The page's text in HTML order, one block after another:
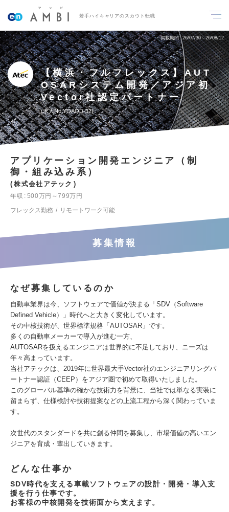
若手ハイキャリアのスカウト転職
掲載期間 26/07/30～26/08/12
【横浜・フルフレックス】AUT
OSARシステム開発／アジア初
Vector社認定パートナー
求人No.YOAQD-32
アプリケーション開発エンジニア（制
御・組み込み系）
株式会社アテック
年収
500万円～799万円
フレックス勤務
リモートワーク可能
募集情報
なぜ募集しているのか
自動車業界は今、ソフトウェアで価値が決まる「SDV（Software
Defined Vehicle）」時代へと大きく変化しています。
その中核技術が、世界標準規格「AUTOSAR」です。
多くの自動車メーカーで導入が進む一方、
AUTOSARを扱えるエンジニアは世界的に不足しており、ニーズは
年々高まっています。
当社アテックは、2019年に世界最大手Vector社のエンジニアリングパ
ートナー認証（CEEP）をアジア圏で初めて取得いたしました。
このグローバル基準の確かな技術力を背景に、当社では単なる実装に
留まらず、仕様検討や技術提案などの上流工程から深く関わっていま
す。
次世代のスタンダードを共に創る仲間を募集し、市場価値の高いエン
ジニアを育成・輩出していきます。
どんな仕事か
SDV時代を支える車載ソフトウェアの設計・開発・導入支
援を行う仕事です。
お客様の中核開発を技術面から支えます。